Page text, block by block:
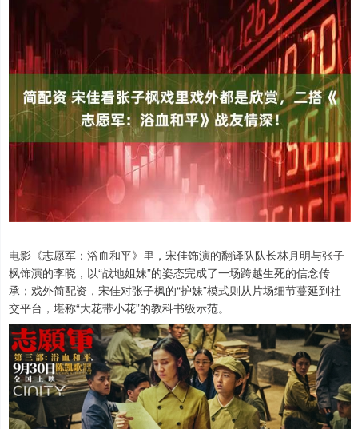
电影《志愿军：浴血和平》里，宋佳饰演的翻译队队长林月明与张子
枫饰演的李晓，以“战地姐妹”的姿态完成了一场跨越生死的信念传
承；戏外简配资，宋佳对张子枫的“护妹”模式则从片场细节蔓延到社
交平台，堪称“大花带小花”的教科书级示范。